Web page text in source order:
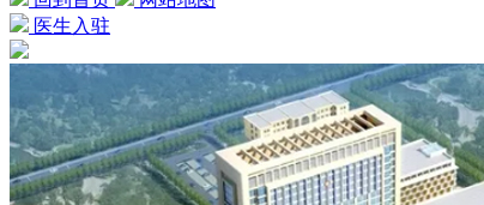
医生入驻